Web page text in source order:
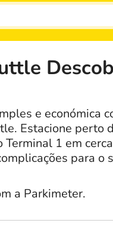
e económica
Estacione perto
1 em
para o
a Parkimeter.